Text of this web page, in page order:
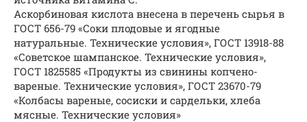
Аскорбиновая кислота внесена в перечень сырья в
ГОСТ 656-79 «Соки плодовые и ягодные
натуральные. Технические условия», ГОСТ 13918-88
«Советское шампанское. Технические условия»,
ГОСТ 1825585 «Продукты из свинины копчено-
вареные. Технические условия», ГОСТ 23670-79
«Колбасы вареные, сосиски и сардельки, хлеба
мясные. Технические условия»